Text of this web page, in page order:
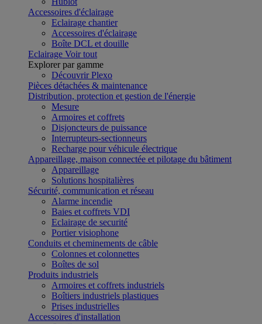
Accessoires d'éclairage
Eclairage chantier
Accessoires d'éclairage
Boîte DCL et douille
Eclairage Voir tout
Explorer par gamme
Découvrir Plexo
Pièces détachées & maintenance
Distribution, protection et gestion de l'énergie
Mesure
Armoires et coffrets
Disjoncteurs de puissance
Interrupteurs-sectionneurs
Recharge pour véhicule électrique
Appareillage, maison connectée et pilotage du bâtiment
Appareillage
Solutions hospitalières
Sécurité, communication et réseau
Alarme incendie
Baies et coffrets VDI
Eclairage de securité
Portier visiophone
Conduits et cheminements de câble
Colonnes et colonnettes
Boîtes de sol
Produits industriels
Armoires et coffrets industriels
Boîtiers industriels plastiques
Prises industrielles
Accessoires d'installation